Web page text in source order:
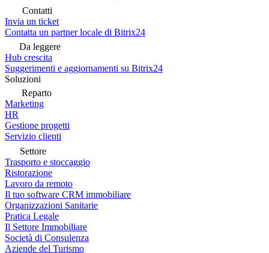
Contatti
Invia un ticket
Contatta un partner locale di Bitrix24
Da leggere
Hub crescita
Suggerimenti e aggiornamenti su Bitrix24
Soluzioni
Reparto
Marketing
HR
Gestione progetti
Servizio clienti
Settore
Trasporto e stoccaggio
Ristorazione
Lavoro da remoto
Il tuo software CRM immobiliare
Organizzazioni Sanitarie
Pratica Legale
Il Settore Immobiliare
Società di Consulenza
Aziende del Turismo